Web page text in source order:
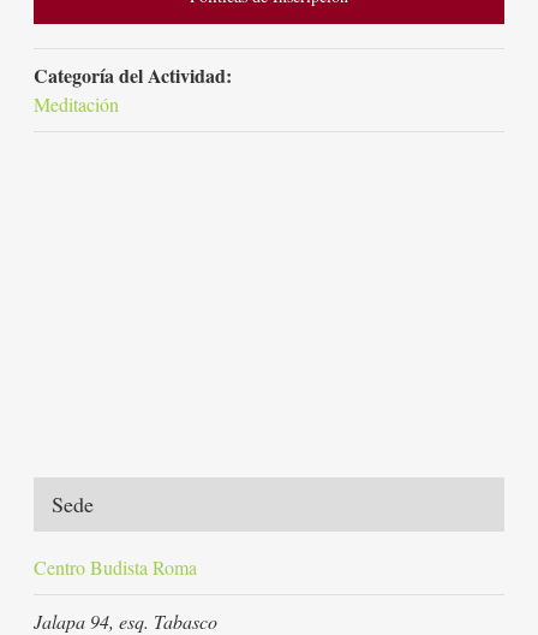
Categoría del Actividad:
Meditación
Sede
Centro Budista Roma
Jalapa 94, esq. Tabasco